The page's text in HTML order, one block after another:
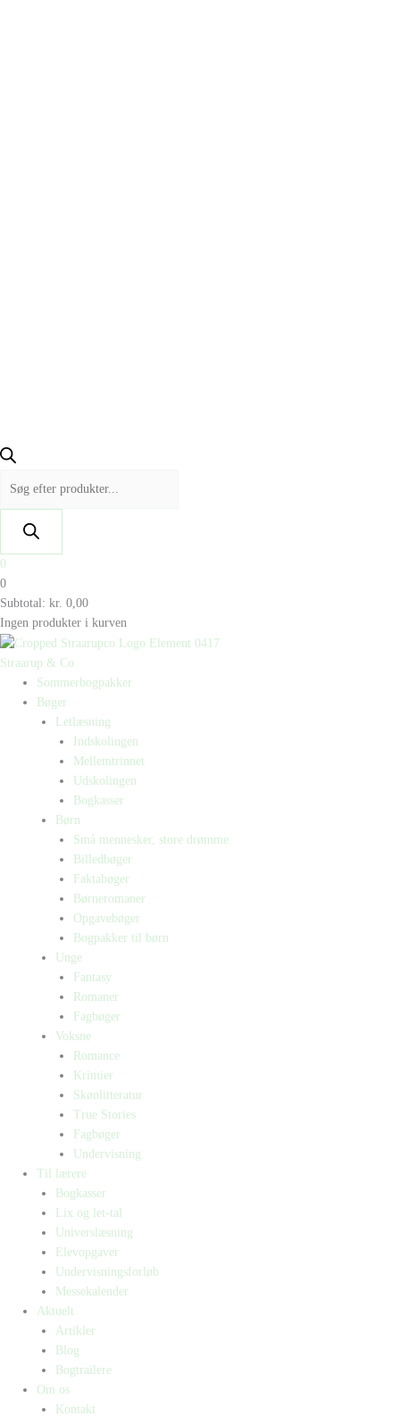
0
0
Subtotal: kr. 0,00
Ingen produkter i kurven
Straarup & Co
Sommerbogpakker
Bøger
Letlæsning
Indskolingen
Mellemtrinnet
Udskolingen
Bogkasser
Børn
Små mennesker, store drømme
Billedbøger
Faktabøger
Børneromaner
Opgavebøger
Bogpakker til børn
Unge
Fantasy
Romaner
Fagbøger
Voksne
Romance
Krimier
Skønlitteratur
True Stories
Fagbøger
Undervisning
Til lærere
Bogkasser
Lix og let-tal
Universlæsning
Elevopgaver
Undervisningsforløb
Messekalender
Aktuelt
Artikler
Blog
Bogtrailere
Om os
Kontakt